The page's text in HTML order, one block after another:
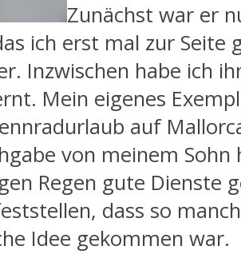
Zunächst war er
ich erst mal zur Seite
Inzwischen habe ich
Mein eigenes
auf
von meinem
Regen gute Dienste
dass so
Idee gekommen war.